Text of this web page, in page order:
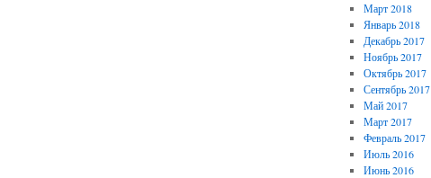
Март 2018
Январь 2018
Декабрь 2017
Ноябрь 2017
Октябрь 2017
Сентябрь 2017
Май 2017
Март 2017
Февраль 2017
Июль 2016
Июнь 2016